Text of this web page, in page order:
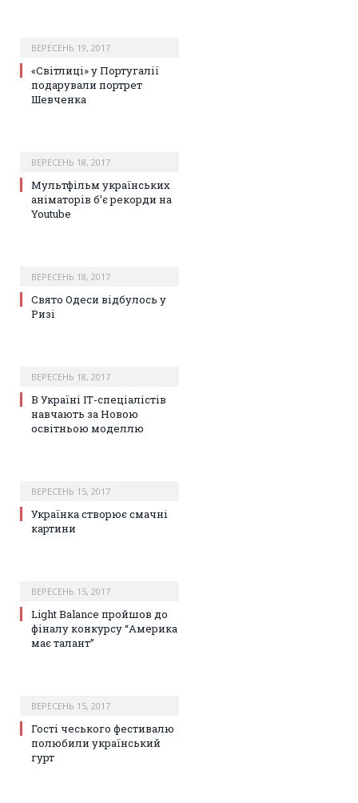
ВЕРЕСЕНЬ 19, 2017
«Світлиці» у Португалії
подарували портрет
Шевченка
ВЕРЕСЕНЬ 18, 2017
Мультфільм українських
аніматорів б’є рекорди на
Youtube
ВЕРЕСЕНЬ 18, 2017
Свято Одеси відбулось у
Ризі
ВЕРЕСЕНЬ 18, 2017
В Україні ІТ-спеціалістів
навчають за Новою
освітньою моделлю
ВЕРЕСЕНЬ 15, 2017
Українка створює смачні
картини
ВЕРЕСЕНЬ 15, 2017
Light Balance пройшов до
фіналу конкурсу “Америка
має талант”
ВЕРЕСЕНЬ 15, 2017
Гості чеського фестивалю
полюбили український
гурт